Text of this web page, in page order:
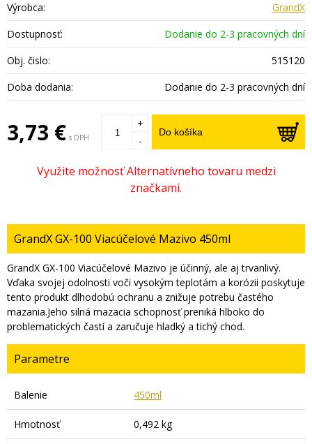
Výrobca:
GrandX
Dostupnosť:
Dodanie do 2-3 pracovných dní
Obj. čislo:
515120
Doba dodania:
Dodanie do 2-3 pracovných dní
3,73 € s DPH Do košíka
+
-
GrandX GX-100 Viacúčelové Mazivo 450ml
GrandX GX-100 Viacúčelové Mazivo je účinný, ale aj trvanlivý.
Vďaka svojej odolnosti voči vysokým teplotám a korózii poskytuje
tento produkt dlhodobú ochranu a znižuje potrebu častého
mazania.Jeho silná mazacia schopnosť preniká hlboko do
problematických častí a zaručuje hladký a tichý chod.
Parametre
Balenie 450ml
Hmotnosť 0,492 kg